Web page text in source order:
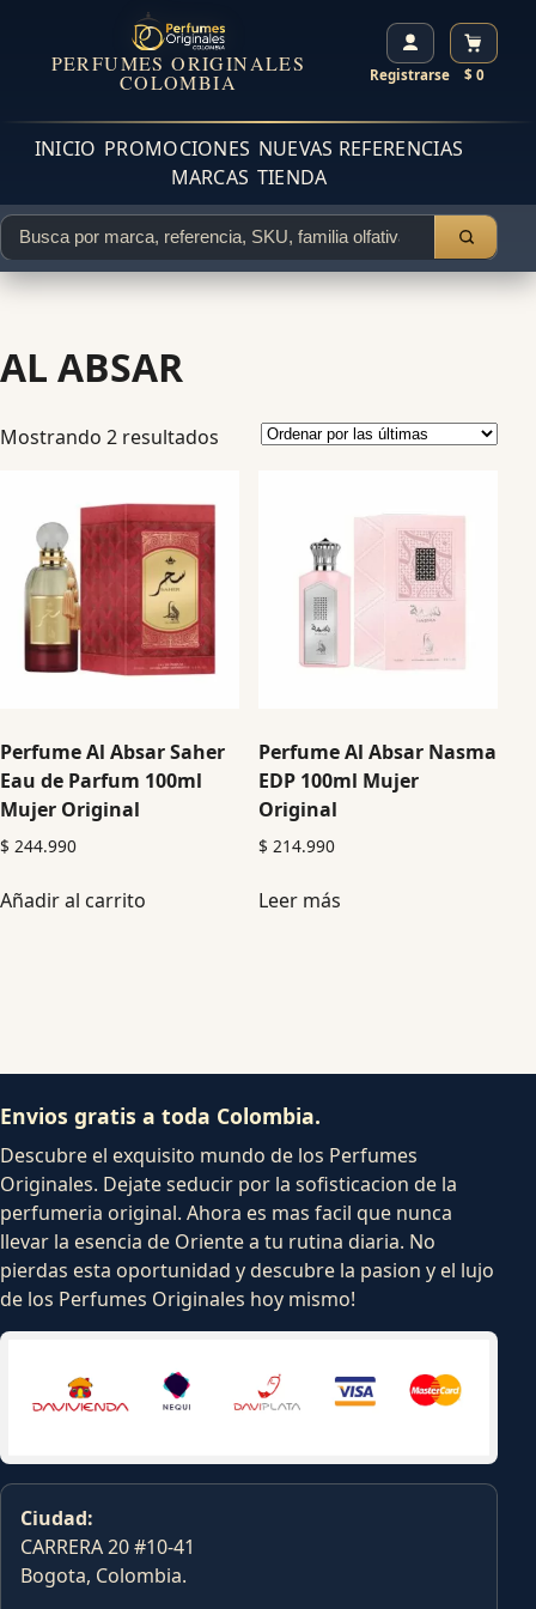
PERFUMES ORIGINALES
COLOMBIA Registrarse $ 0
INICIO PROMOCIONES NUEVAS REFERENCIAS
MARCAS TIENDA
AL ABSAR
Mostrando 2 resultados
Perfume Al Absar Saher
Eau de Parfum 100ml
Mujer Original
$ 244.990
Añadir al carrito
Perfume Al Absar Nasma
EDP 100ml Mujer
Original
$ 214.990
Leer más
Envios gratis a toda Colombia.
Descubre el exquisito mundo de los Perfumes
Originales. Dejate seducir por la sofisticacion de la
perfumeria original. Ahora es mas facil que nunca
llevar la esencia de Oriente a tu rutina diaria. No
pierdas esta oportunidad y descubre la pasion y el lujo
de los Perfumes Originales hoy mismo!
Ciudad:
CARRERA 20 #10-41
Bogota, Colombia.